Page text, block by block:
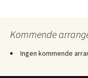
Kommende
Ingen kommende